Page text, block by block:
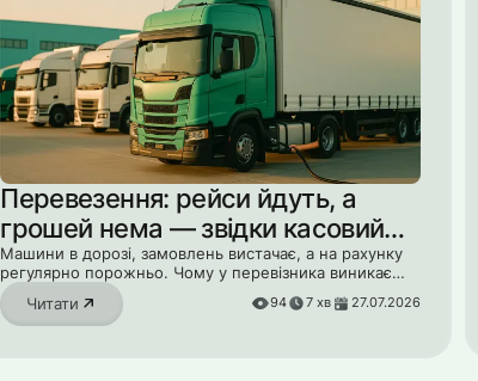
Перевезення: рейси йдуть, а
грошей нема — звідки касовий
розрив
Машини в дорозі, замовлень вистачає, а на рахунку
регулярно порожньо. Чому у перевізника виникає
касовий розрив і як його закрити, не беручи кредитів.
Читати 94 7 хв 27.07.2026